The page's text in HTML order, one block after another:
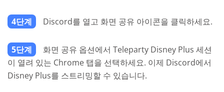
4단계 Discord를 열고 화면 공유 아이콘을 클릭하세요.
5단계
화면 공유 옵션에서 Teleparty Disney Plus 세션
이 열려 있는 Chrome 탭을 선택하세요. 이제 Discord에서
Disney Plus를 스트리밍할 수 있습니다.